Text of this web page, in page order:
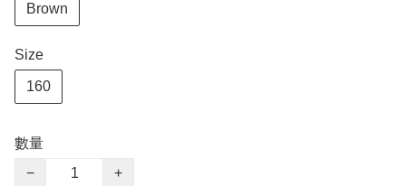
Brown
Size
160
數量
−
+